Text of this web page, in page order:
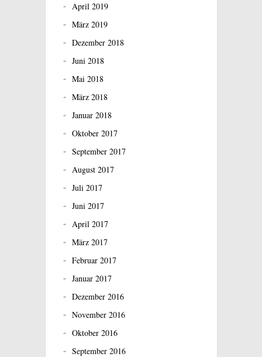
April 2019
März 2019
Dezember 2018
Juni 2018
Mai 2018
März 2018
Januar 2018
Oktober 2017
September 2017
August 2017
Juli 2017
Juni 2017
April 2017
März 2017
Februar 2017
Januar 2017
Dezember 2016
November 2016
Oktober 2016
September 2016